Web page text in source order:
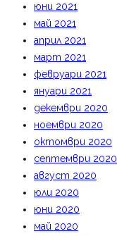
юни 2021
май 2021
април 2021
март 2021
февруари 2021
януари 2021
декември 2020
ноември 2020
октомври 2020
септември 2020
август 2020
юли 2020
юни 2020
май 2020